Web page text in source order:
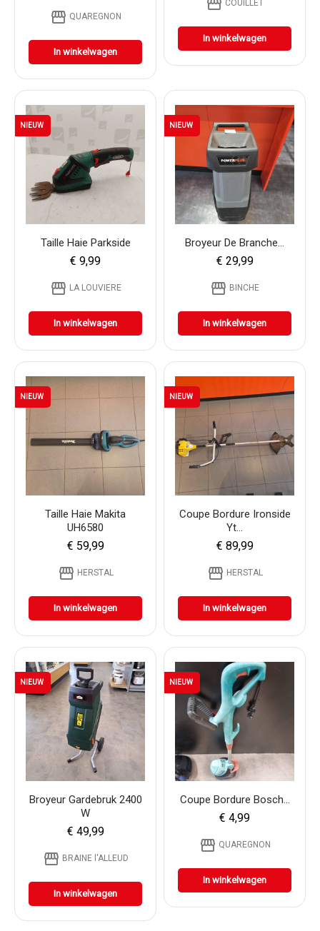
storefront QUAREGNON
In winkelwagen
COUILLET
In winkelwagen
Taille Haie Parkside
€ 9,99
storefront LA LOUVIERE
In winkelwagen
NIEUW
Broyeur De Branche...
€ 29,99
storefront BINCHE
In winkelwagen
NIEUW
Taille Haie Makita
UH6580
€ 59,99
storefront HERSTAL
In winkelwagen
NIEUW
Coupe Bordure Ironside
Yt...
€ 89,99
storefront HERSTAL
In winkelwagen
NIEUW
Broyeur Gardebruk 2400
W
€ 49,99
storefront BRAINE l'ALLEUD
In winkelwagen
NIEUW
Coupe Bordure Bosch...
€ 4,99
storefront QUAREGNON
In winkelwagen
NIEUW